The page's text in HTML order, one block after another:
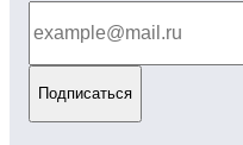
Подписаться